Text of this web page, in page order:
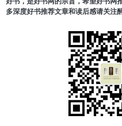
多深度好书推荐文章和读后感请关注